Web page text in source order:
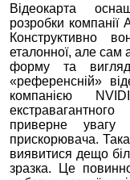
Відеокарта
розробки
Конструктивно
еталонної, але сам
форму та
«референсній»
компанією
приверне увагу
прискорювача.
виявитися дещо
зразка. Це